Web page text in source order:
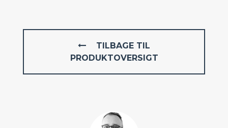
TILBAGE TIL
PRODUKTOVERSIGT